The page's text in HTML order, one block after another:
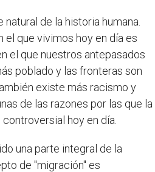
de la historia humana.
el que vivimos hoy en día es
el que nuestros antepasados
poblado y las fronteras son
existe más racismo y
de las razones por las que la
hoy en día.
una parte integral de la
de "migración" es